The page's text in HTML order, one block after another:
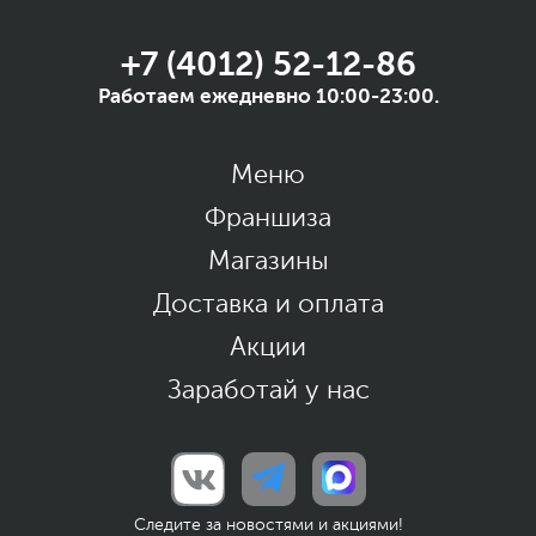
+7 (4012) 52-12-86
Работаем ежедневно 10:00-23:00.
Меню
Франшиза
Магазины
Доставка и оплата
Акции
Заработай у нас
Следите за новостями и акциями!